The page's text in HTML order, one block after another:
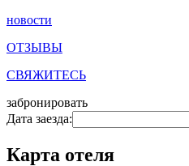
новости
ОТЗЫВЫ
СВЯЖИТЕСЬ
забронировать
Дата заезда:
Карта отеля